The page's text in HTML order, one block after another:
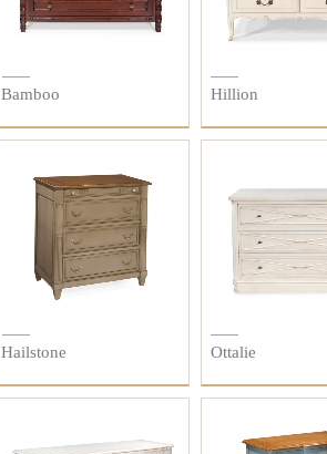
Bamboo Hillion
Hailstone Ottalie